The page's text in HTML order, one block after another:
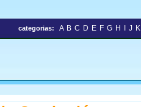
categorias: A B C D E F G H J K